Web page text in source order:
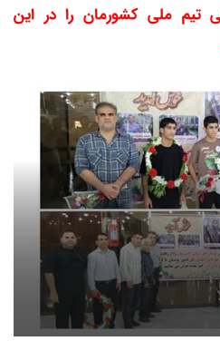
تیم ملی کشورمان را در این